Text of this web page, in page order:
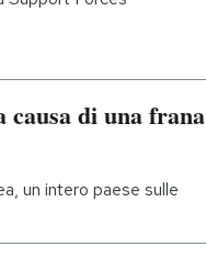
causa di una frana
un intero paese sulle